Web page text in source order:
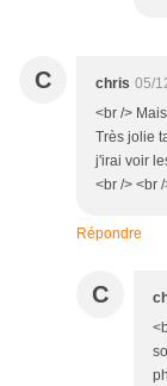
C chris 05/
<br />
Très jolie
j'irai voir
<br /> <br
Répondre
C